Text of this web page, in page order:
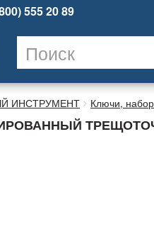
555 20 89
ИНСТРУМЕНТ Ключи,